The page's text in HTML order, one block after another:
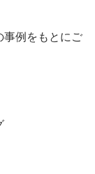
事例をもとにご